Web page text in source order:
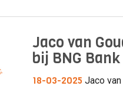
Jaco van
bij BNG Bank
18-03-2025 Jaco